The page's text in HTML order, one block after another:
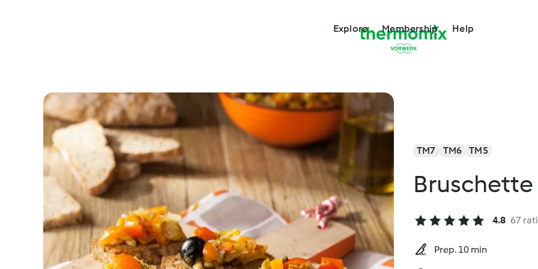
Explore Membership Help
TM7 TM6 TM5
4.8 67
Prep. 10 min